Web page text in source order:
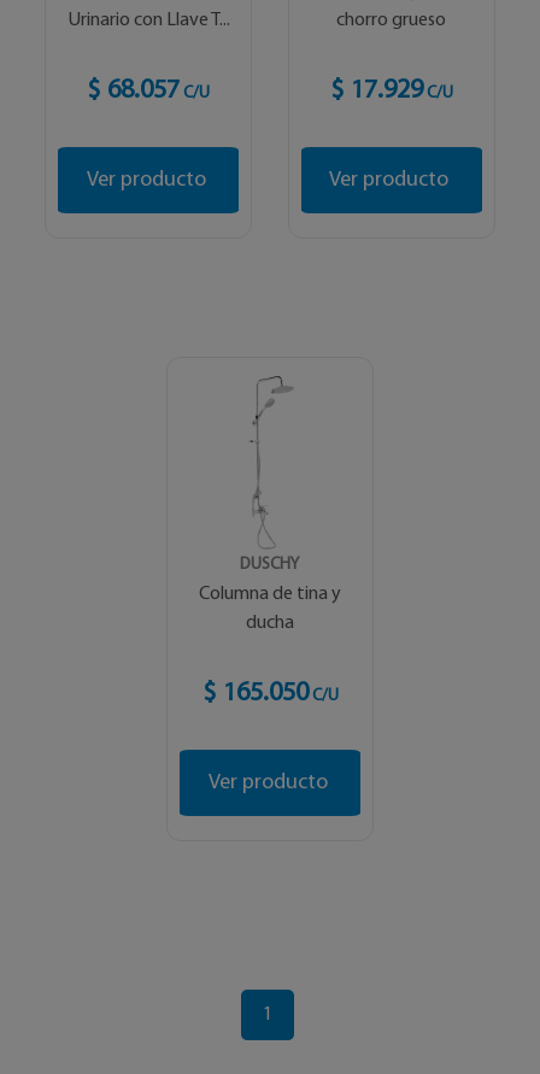
Urinario con Llave T...
$ 68.057 C/U
Ver producto
chorro grueso
$ 17.929 C/U
Ver producto
DUSCHY
Columna de tina y
ducha
$ 165.050 C/U
Ver producto
1